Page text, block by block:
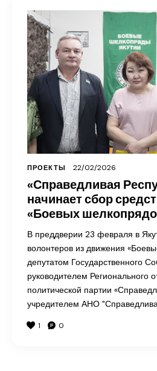
ПРОЕКТЫ 22/02/2026
«Справедливая
начинает сбор
«Боевых
В преддверии 23 февраля в
волонтеров из движения
депутатом Государственного
руководителем Регионального
политической партии
учредителем АНО
1 0